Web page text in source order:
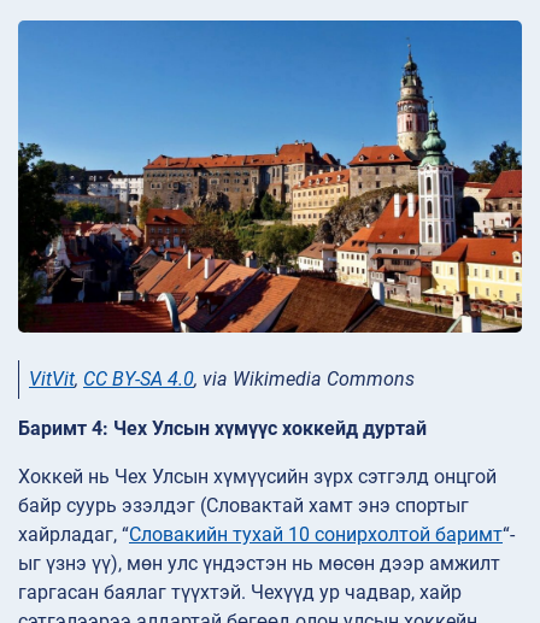
VitVit, CC BY-SA 4.0, via Wikimedia Commons
Баримт 4: Чех Улсын хүмүүс хоккейд дуртай
Хоккей нь Чех Улсын хүмүүсийн зүрх сэтгэлд онцгой
байр суурь эзэлдэг (Словактай хамт энэ спортыг
хайрладаг, “Словакийн тухай 10 сонирхолтой баримт“-
ыг үзнэ үү), мөн улс үндэстэн нь мөсөн дээр амжилт
гаргасан баялаг түүхтэй. Чехүүд ур чадвар, хайр